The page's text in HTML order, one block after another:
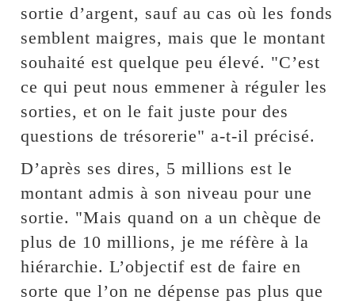
sortie d’argent, sauf au cas où les fonds
semblent maigres, mais que le montant
souhaité est quelque peu élevé. "C’est
ce qui peut nous emmener à réguler les
sorties, et on le fait juste pour des
questions de trésorerie" a-t-il précisé.
D’après ses dires, 5 millions est le
montant admis à son niveau pour une
sortie. "Mais quand on a un chèque de
plus de 10 millions, je me réfère à la
hiérarchie. L’objectif est de faire en
sorte que l’on ne dépense pas plus que